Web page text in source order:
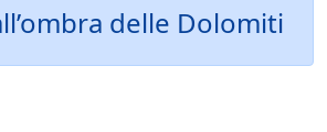
delle Dolomiti